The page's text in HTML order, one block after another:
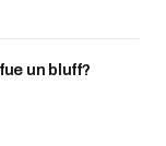
un bluff?